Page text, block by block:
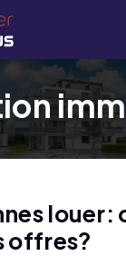
louer:
offres?